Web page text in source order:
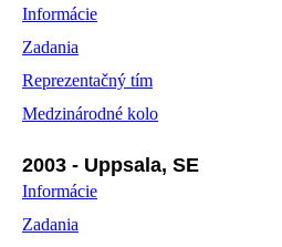
Informácie
Zadania
Reprezentačný tím
Medzinárodné kolo
2003 - Uppsala, SE
Informácie
Zadania